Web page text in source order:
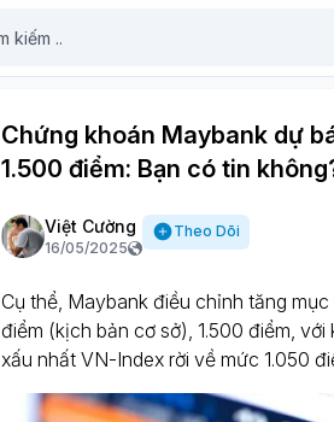
Chứng khoán Maybank dự
1.500 điểm: Bạn có tin
Việt Cường
16/05/2025
Theo Dõi
Cụ thể, Maybank điều chỉnh tăng
điểm (kịch bản cơ sở), 1.500 điểm,
xấu nhất VN-Index rời về mức 1.050